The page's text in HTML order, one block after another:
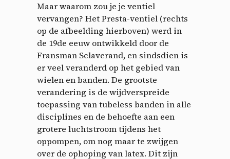
Maar waarom zou je je ventiel
vervangen? Het Presta-ventiel (rechts
op de afbeelding hierboven) werd in
de 19de eeuw ontwikkeld door de
Fransman Sclaverand, en sindsdien is
er veel veranderd op het gebied van
wielen en banden. De grootste
verandering is de wijdverspreide
toepassing van tubeless banden in alle
disciplines en de behoefte aan een
grotere luchtstroom tijdens het
oppompen, om nog maar te zwijgen
over de ophoping van latex. Dit zijn